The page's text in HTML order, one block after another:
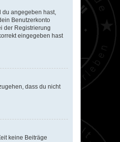
du angegeben hast,
Benutzerkonto
der Registrierung
eingegeben hast
dass du nicht
keine Beiträge